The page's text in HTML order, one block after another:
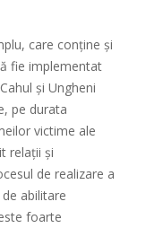
care conține și
fie implementat
și Ungheni
pe durata
victime ale
relații și
de realizare a
abilitare
foarte